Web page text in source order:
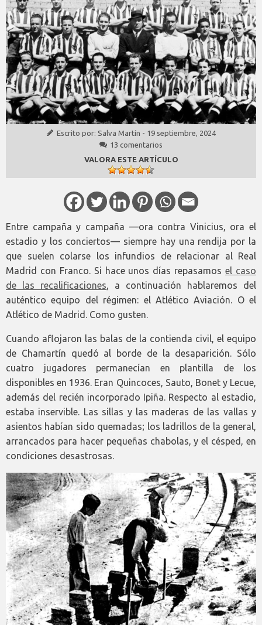
Escrito por: Salva Martín - 19 septiembre, 2024
13 comentarios
VALORA ESTE ARTÍCULO
Entre campaña y campaña —ora contra Vinicius, ora el
estadio y los conciertos— siempre hay una rendija por la
que suelen colarse los infundios de relacionar al Real
Madrid con Franco. Si hace unos días repasamosel caso
de las recalificaciones, a continuación hablaremos del
auténtico equipo del régimen: el Atlético Aviación. O el
Atlético de Madrid. Como gusten.
Cuando aflojaron las balas de la contienda civil, el equipo
de Chamartín quedó al borde de la desaparición. Sólo
cuatro jugadores permanecían en plantilla de los
disponibles en 1936. Eran Quincoces, Sauto, Bonet y Lecue,
además del recién incorporado Ipiña. Respecto al estadio,
estaba inservible. Las sillas y las maderas de las vallas y
asientos habían sido quemadas; los ladrillos de la general,
arrancados para hacer pequeñas chabolas, y el césped, en
condiciones desastrosas.